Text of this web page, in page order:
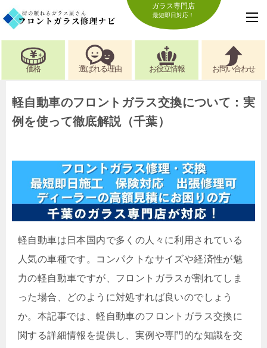
ガラス専門店
最短即日対応！
価格 選ばれる理由 お役立情報 お問い合わせ
軽自動車のフロントガラス交換について：実
例を使って徹底解説（千葉）
軽自動車は日本国内で多くの人々に利用されている
人気の車種です。コンパクトなサイズや経済性が魅
力の軽自動車ですが、フロントガラスが割れてしま
った場合、どのように対処すれば良いのでしょう
か。本記事では、軽自動車のフロントガラス交換に
関する詳細情報を提供し、実例や専門的な知識を交